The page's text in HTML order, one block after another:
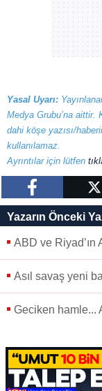
Yasal Uyarı:
Medya Grubu’na
dahi köşe yazısı/
kullanılamaz.
Ayrıntılar için lütfen
Yazarın Önceki
ABD ve Riyad’ın
Asıl savaş yeni
Geciken hamle...